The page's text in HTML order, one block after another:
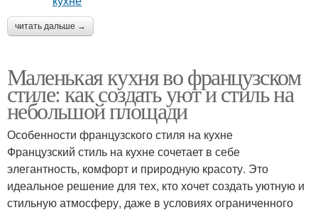
читать дальше →
Маленькая кухня во французском
стиле: как создать уют и стиль на
небольшой площади
Особенности французского стиля на кухне
Французский стиль на кухне сочетает в себе
элегантность, комфорт и природную красоту. Это
идеальное решение для тех, кто хочет создать уютную и
стильную атмосферу, даже в условиях ограниченного